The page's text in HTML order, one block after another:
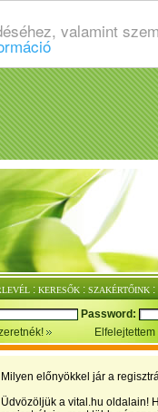
valamint
: KERESŐK : SZAKÉRTŐINK :
Password:
Milyen előnyökkel jár a
Üdvözöljük a vital.hu oldalain!